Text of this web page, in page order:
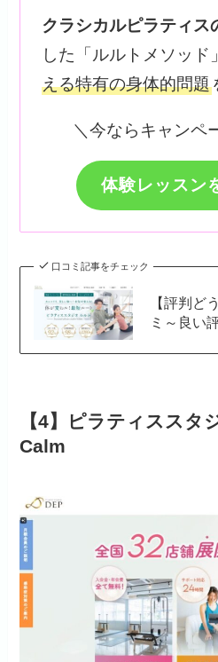
クラシカルピラティス
した「ルルトメソッド
える特有の身体的問題
＼今ならキャンペ
体験レッスン
口コミ記事をチェック
【評判ど
ミ～良い
【4】ピラティススタ
Calm